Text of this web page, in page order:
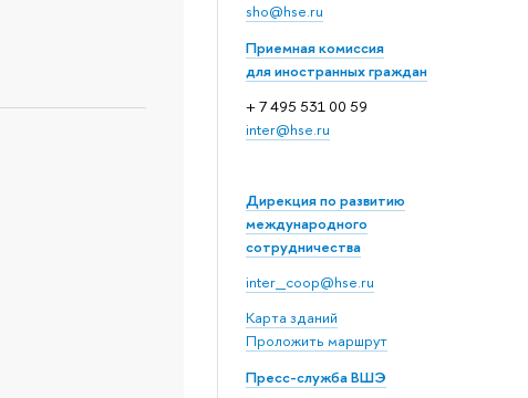
sho@hse.ru
Приемная комиссия
для иностранных граждан
+ 7 495 531 00 59
inter@hse.ru
Дирекция по развитию
международного
сотрудничества
inter_coop@hse.ru
Карта зданий
Проложить маршрут
Пресс-служба ВШЭ